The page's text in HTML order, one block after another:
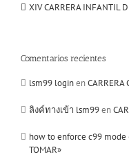
XIV CARRERA INFANTIL
Comentarios recientes
lsm99 loginenCARRERA
ลิงค์ทางเข้า lsm99en
how to enforce c99 mode
TOMAR»